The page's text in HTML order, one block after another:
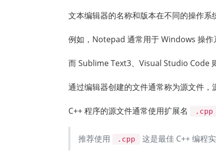
文本编辑器的名称和版本在不同的操作系
例如，Notepad 通常用于 Windows 操作
而 Sublime Text3、Visual Studio Code
通过编辑器创建的文件通常称为源文件，
C++ 程序的源文件通常使用扩展名 .cpp
推荐使用 .cpp 这是最佳 C++ 编程